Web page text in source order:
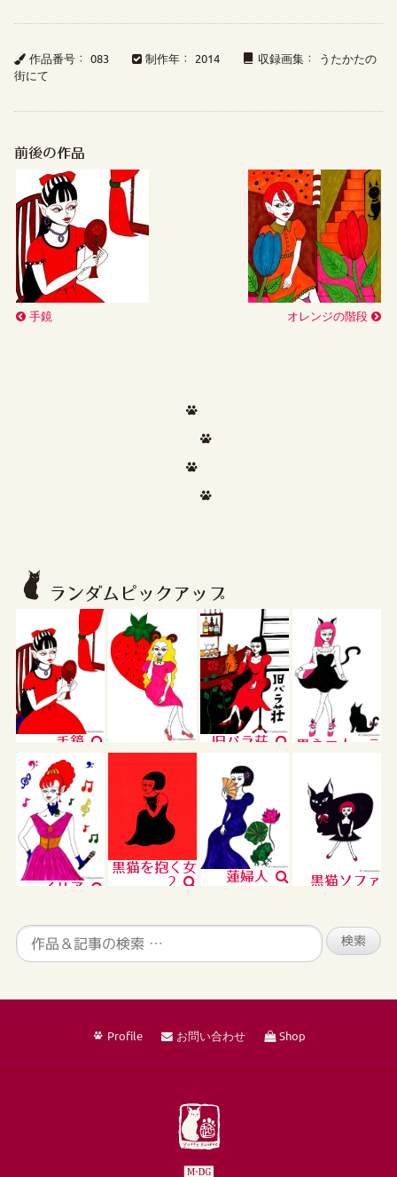
作品番号： 083 制作年： 2014
収録画集： うたかたの
街にて
前後の作品
手鏡 オレンジの階段
ランダムピックアップ
手鏡 旧バラ荘
黒ネコカーテ
イリア
黒猫を抱く女
2
蓮婦人 黒猫ソファ
Profile お問い合わせ Shop